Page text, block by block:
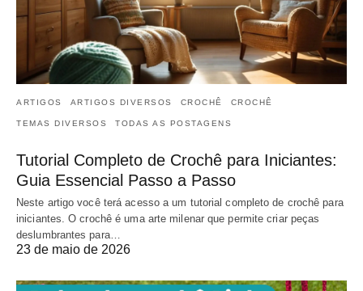
ARTIGOS ARTIGOS DIVERSOS CROCHÊ CROCHÊ
TEMAS DIVERSOS TODAS AS POSTAGENS
Tutorial Completo de Crochê para Iniciantes:
Guia Essencial Passo a Passo
Neste artigo você terá acesso a um tutorial completo de crochê para
iniciantes. O crochê é uma arte milenar que permite criar peças
deslumbrantes para…
23 de maio de 2026